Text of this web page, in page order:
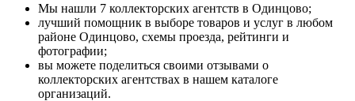
Мы нашли 7 коллекторских агентств в Одинцово;
лучший помощник в выборе товаров и услуг в любом
районе Одинцово, схемы проезда, рейтинги и
фотографии;
вы можете поделиться своими отзывами о
коллекторских агентствах в нашем каталоге
организаций.